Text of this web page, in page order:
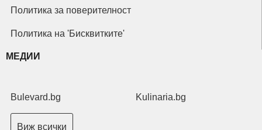
Политика за поверителност
Политика на 'Бисквитките'
МЕДИИ
Bulevard.bg Kulinaria.bg
Виж всички